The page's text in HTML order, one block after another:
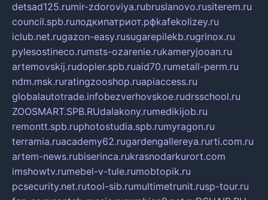
detsad125.rumir-zdoroviya.rubruslanovo.rusiterem.ru
council.spb.ruлодкипатриот.рфkafekolizey.ru
iclub.net.rugazon-easy.rusugarepilekb.rugrinox.ru
pylesostineco.rumsts-ozarenie.rukameryjooan.ru
artemovskij.rudopler.spb.ruaid70.rumetall-perm.ru
ndm.msk.ruratingzooshop.ruapiaccess.ru
globalautotrade.infobezverhovskoe.rudrsschool.ru
ZOOSMART.SPB.RUdalakony.rumedikijob.ru
remontt.spb.ruphotostudia.spb.rumyragon.ru
terramia.ruacademy62.rugardengallereya.rurti.com.ru
artem-news.rubiserinca.rukrasnodarkurort.com
imshowtv.rumebel-v-tule.rumobtopik.ru
pcsecurity.net.rutool-sib.rumultimetrunit.rusp-tour.ru